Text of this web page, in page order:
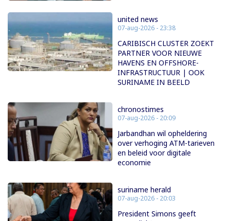
united news
07-aug-2026 - 23:38
CARIBISCH CLUSTER ZOEKT
PARTNER VOOR NIEUWE
HAVENS EN OFFSHORE-
INFRASTRUCTUUR | OOK
SURINAME IN BEELD
chronostimes
07-aug-2026 - 20:09
Jarbandhan wil opheldering
over verhoging ATM-tarieven
en beleid voor digitale
economie
suriname herald
07-aug-2026 - 20:03
President Simons geeft